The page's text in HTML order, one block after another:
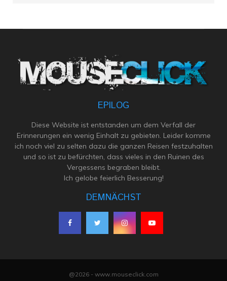
EPILOG
Diese Website ist entstanden um dem Verfall der
Erinnerungen ein wenig Einhalt zu gebieten. Leider komme
ich noch viel zu selten dazu die ganzen Reisen festzuhalten
und so ist zu befürchten, dass vieles in den Ruinen des
Vergessens begraben bleibt.
Ich gelobe feierlich Besserung!
DEMNÄCHST
@2026 - www.mouseclick.com